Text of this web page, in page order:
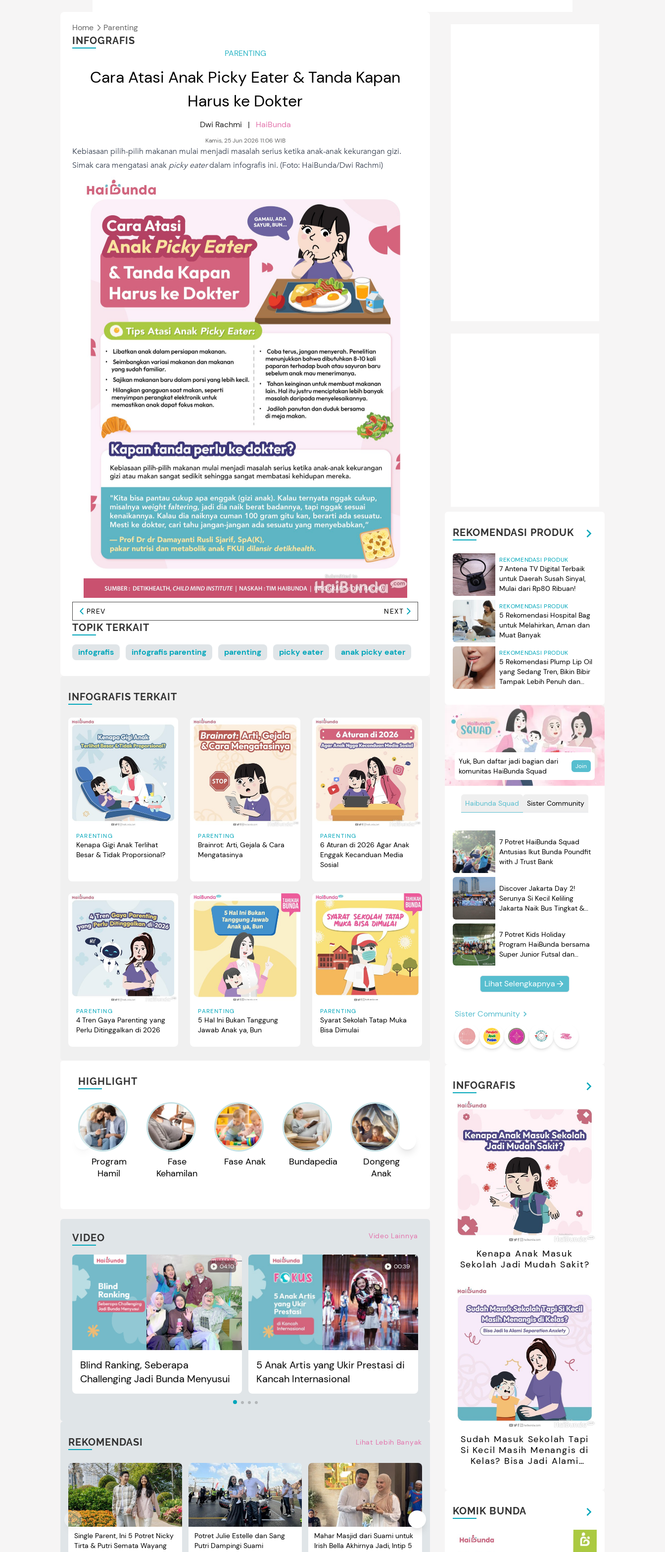
Home Parenting
INFOGRAFIS
PARENTING
Cara Atasi Anak Picky Eater & Tanda Kapan
Harus ke Dokter
Dwi Rachmi | HaiBunda
Kamis, 25 Jun 2026 11:06 WIB
Kebiasaan pilih-pilih makanan mulai menjadi masalah serius ketika anak-anak kekurangan gizi.
Simak cara mengatasi anak picky eaterdalam infografis ini. (Foto: HaiBunda/Dwi Rachmi)
PREV NEXT
TOPIK TERKAIT
infografis infografis parenting parenting picky eater anak picky eater
INFOGRAFIS TERKAIT
PARENTING
Kenapa Gigi Anak Terlihat
Besar & Tidak Proporsional?
PARENTING
Brainrot: Arti, Gejala & Cara
Mengatasinya
PARENTING
6 Aturan di 2026 Agar Anak
Enggak Kecanduan Media
Sosial
PARENTING
4 Tren Gaya Parenting yang
Perlu Ditinggalkan di 2026
PARENTING
5 Hal Ini Bukan Tanggung
Jawab Anak ya, Bun
PARENTING
Syarat Sekolah Tatap Muka
Bisa Dimulai
HIGHLIGHT
Program
Hamil
Fase
Kehamilan
Fase Anak Bundapedia
Dongeng
Anak
Nama Bayi
VIDEO Video Lainnya
Blind Ranking, Seberapa
Challenging Jadi Bunda Menyusui
04:10
5 Anak Artis yang Ukir Prestasi di
Kancah Internasional
00:39
Anak Bosan Saat Libur? Coba 7
Mainan Tanpa Gadget Ini!
01:20
REKOMENDASI Lihat Lebih Banyak
Single Parent, Ini 5 Potret Nicky
Tirta & Putri Semata Wayang
Potret Julie Estelle dan Sang
Putri Dampingi Suami
Mahar Masjid dari Suami untuk
Irish Bella Akhirnya Jadi, Intip 5
Deretan Artis yang Menetap di
Luar Negeri Usai Menikah, Intip
5 Potret Kedekatan Alyssa
Daguise Bersama Ayahanda
REKOMENDASI PRODUK
REKOMENDASI PRODUK
7 Antena TV Digital Terbaik
untuk Daerah Susah Sinyal,
Mulai dari Rp80 Ribuan!
REKOMENDASI PRODUK
5 Rekomendasi Hospital Bag
untuk Melahirkan, Aman dan
Muat Banyak
REKOMENDASI PRODUK
5 Rekomendasi Plump Lip Oil
yang Sedang Tren, Bikin Bibir
Tampak Lebih Penuh dan
Haibunda Squad Sister Community
Yuk, Bun daftar jadi bagian dari
komunitas HaiBunda Squad
Join
7 Potret HaiBunda Squad
Antusias Ikut Bunda Poundfit
with J Trust Bank
Discover Jakarta Day 2!
Serunya Si Kecil Keliling
Jakarta Naik Bus Tingkat &
7 Potret Kids Holiday
Program HaiBunda bersama
Super Junior Futsal dan
Kompak Banget!
Lihat Selengkapnya
Sister Community
INFOGRAFIS
Kenapa Anak Masuk
Sekolah Jadi Mudah Sakit?
Sudah Masuk Sekolah Tapi
Si Kecil Masih Menangis di
Kelas? Bisa Jadi Alami
KOMIK BUNDA